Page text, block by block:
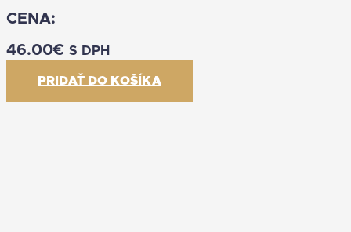
CENA:
46.00€ S DPH
PRIDAŤ DO KOŠÍKA